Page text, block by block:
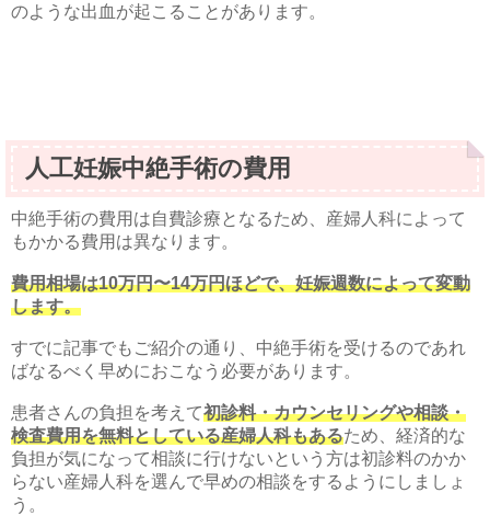
のような出血が起こることがあります。
人工妊娠中絶手術の費用
中絶手術の費用は自費診療となるため、産婦人科によって
もかかる費用は異なります。
費用相場は10万円〜14万円ほどで、妊娠週数によって変動
します。
すでに記事でもご紹介の通り、中絶手術を受けるのであれ
ばなるべく早めにおこなう必要があります。
患者さんの負担を考えて初診料・カウンセリングや相談・
検査費用を無料としている産婦人科もあるため、経済的な
負担が気になって相談に行けないという方は初診料のかか
らない産婦人科を選んで早めの相談をするようにしましょ
う。